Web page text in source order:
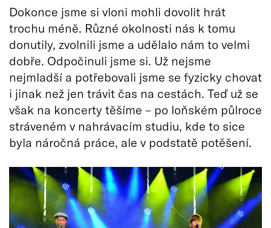
Dokonce jsme si vloni mohli dovolit hrát
trochu méně. Různé okolnosti nás k tomu
donutily, zvolnili jsme a udělalo nám to velmi
dobře. Odpočinuli jsme si. Už nejsme
nejmladší a potřebovali jsme se fyzicky chovat
i jinak než jen trávit čas na cestách. Teď už se
však na koncerty těšíme – po loňském půlroce
stráveném v nahrávacím studiu, kde to sice
byla náročná práce, ale v podstatě potěšení.